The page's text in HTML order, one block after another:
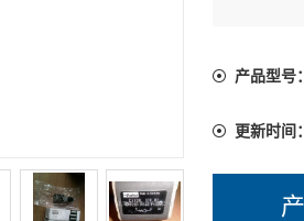
产品型号：
更新时间：